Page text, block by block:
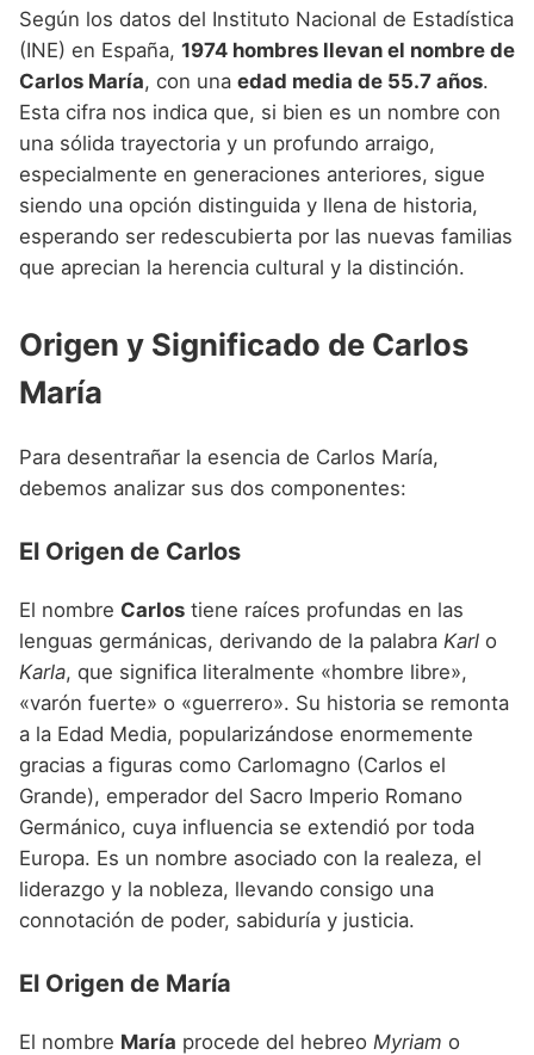
Nombres de niño que empiezan por N
Nombres de niño que empiezan por O
Nombres de niño que empiezan por P
Nombres de niño que empiezan por Q
Nombres de niño que empiezan por R
Nombres de niño que empiezan por S
Nombres de niño que empiezan por U
Nombres de niño que empiezan por W
Nombres de niño que empiezan por Y
Nombres de niño que empiezan por Z
Nombres de Niño Navarros
Nombres de Niño Riojanos
Nombres de Niño Valencianos
Nombres de Niño Vascos
Nombres de Niño Judíos
Nombres de Niño Marroquíes
Nombres de Niño Portugueses
Nombres de Niño Rumanos
Nombres de Niño Rusos
Nombres de Niño Suecos
Según los datos del Instituto Nacional de Estadística
(INE) en España, 1974 hombres llevan el nombre de
Carlos María, con una edad media de 55.7 años.
Esta cifra nos indica que, si bien es un nombre con
una sólida trayectoria y un profundo arraigo,
especialmente en generaciones anteriores, sigue
siendo una opción distinguida y llena de historia,
esperando ser redescubierta por las nuevas familias
que aprecian la herencia cultural y la distinción.
Origen y Significado de Carlos
María
Para desentrañar la esencia de Carlos María,
debemos analizar sus dos componentes:
El Origen de Carlos
El nombre Carlos tiene raíces profundas en las
lenguas germánicas, derivando de la palabra Karl o
Karla, que significa literalmente «hombre libre»,
«varón fuerte» o «guerrero». Su historia se remonta
a la Edad Media, popularizándose enormemente
gracias a figuras como Carlomagno (Carlos el
Grande), emperador del Sacro Imperio Romano
Germánico, cuya influencia se extendió por toda
Europa. Es un nombre asociado con la realeza, el
liderazgo y la nobleza, llevando consigo una
connotación de poder, sabiduría y justicia.
El Origen de María
El nombre María procede del hebreo Myriam o